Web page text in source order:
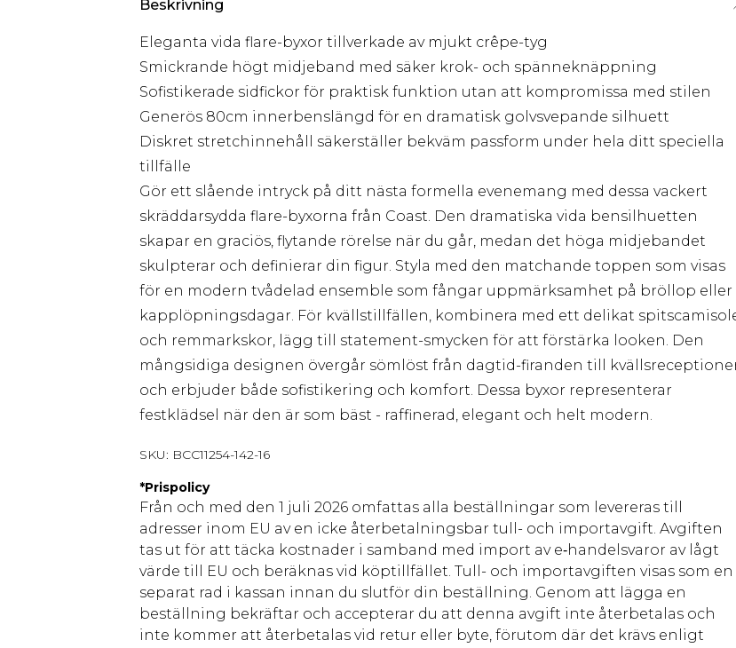
Beskrivning
Eleganta vida flare-byxor tillverkade av mjukt crêpe-tyg
Smickrande högt midjeband med säker krok- och spänneknäppning
Sofistikerade sidfickor för praktisk funktion utan att kompromissa med stilen
Generös 80cm innerbenslängd för en dramatisk golvsvepande silhuett
Diskret stretchinnehåll säkerställer bekväm passform under hela ditt speciella
tillfälle
Gör ett slående intryck på ditt nästa formella evenemang med dessa vackert
skräddarsydda flare-byxorna från Coast. Den dramatiska vida bensilhuetten
skapar en graciös, flytande rörelse när du går, medan det höga midjebandet
skulpterar och definierar din figur. Styla med den matchande toppen som visas
för en modern tvådelad ensemble som fångar uppmärksamhet på bröllop eller
kapplöpningsdagar. För kvällstillfällen, kombinera med ett delikat
och remmarkskor, lägg till statement-smycken för att förstärka looken. Den
mångsidiga designen övergår sömlöst från dagtid-firanden till
och erbjuder både sofistikering och komfort. Dessa byxor representerar
festklädsel när den är som bäst - raffinerad, elegant och helt modern.
SKU: BCC11254-142-16
*Prispolicy
Från och med den 1 juli 2026 omfattas alla beställningar som levereras till
adresser inom EU av en icke återbetalningsbar tull- och importavgift. Avgiften
tas ut för att täcka kostnader i samband med import av e‑handelsvaror av lågt
värde till EU och beräknas vid köptillfället. Tull- och importavgiften visas som en
separat rad i kassan innan du slutför din beställning. Genom att lägga en
beställning bekräftar och accepterar du att denna avgift inte återbetalas och
inte kommer att återbetalas vid retur eller byte, förutom där det krävs enligt